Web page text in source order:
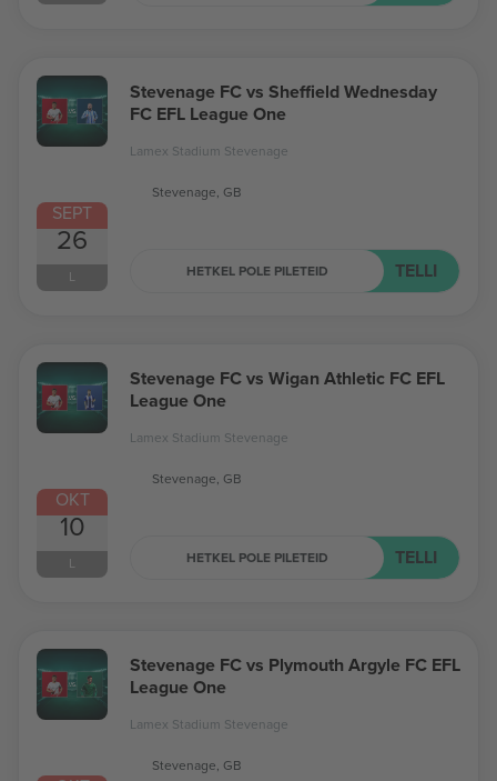
SEPT
26
L
Stevenage FC vs Sheffield Wednesday
FC EFL League One
Lamex Stadium Stevenage
Stevenage, GB
HETKEL POLE PILETEID TELLI
OKT
10
L
Stevenage FC vs Wigan Athletic FC EFL
League One
Lamex Stadium Stevenage
Stevenage, GB
HETKEL POLE PILETEID TELLI
Stevenage FC vs Plymouth Argyle FC EFL
League One
Lamex Stadium Stevenage
Stevenage, GB